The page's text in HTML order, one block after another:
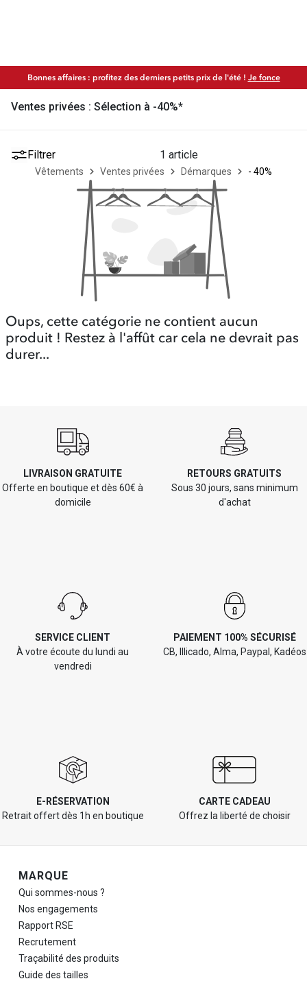
Bonnes affaires : profitez des derniers petits prix de l'été ! Je fonce
Ventes privées : Sélection à -40%*
Filtrer 1 article
Oups, cette catégorie ne contient aucun
produit ! Restez à l'affût car cela ne devrait pas
durer...
Vêtements Ventes privées Démarques - 40%
LIVRAISON GRATUITE
Offerte en boutique et dès 60€ à
domicile
RETOURS GRATUITS
Sous 30 jours, sans minimum
d'achat
SERVICE CLIENT
À votre écoute du lundi au
vendredi
PAIEMENT 100% SÉCURISÉ
CB, Illicado, Alma, Paypal, Kadéos
E-RÉSERVATION
Retrait offert dès 1h en boutique
CARTE CADEAU
Offrez la liberté de choisir
Navigation de pied de page
MARQUE
Qui sommes-nous ?
Nos engagements
Rapport RSE
Recrutement
Traçabilité des produits
Guide des tailles